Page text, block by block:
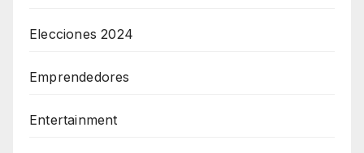
Elecciones 2024
Emprendedores
Entertainment